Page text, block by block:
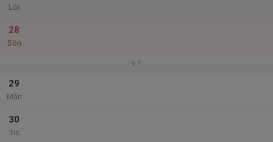
Lör
28
Sön
v.1
29
Mån
30
Tis